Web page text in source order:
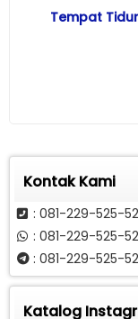
Tempat
Kontak Kami
: 081-229-525-
: 081-229-525-
: 081-229-525-
Katalog